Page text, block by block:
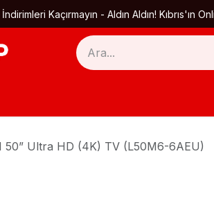
Kaçırmayın - Aldın Aldın! Kıbrıs'ın
50” Ultra HD (4K) TV (L50M6-6AEU)